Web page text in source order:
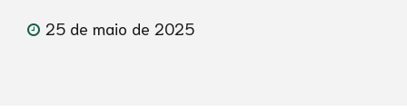
25 de maio de 2025